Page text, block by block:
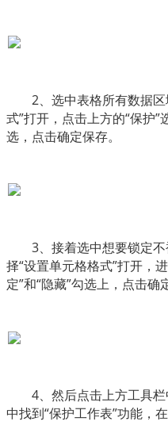
2、选中表格所有数据区
式”打开，点击上方的“保护”
选，点击确定保存。
3、接着选中想要锁定不
择“设置单元格格式”打开，
定”和“隐藏”勾选上，点击确
4、然后点击上方工具栏
中找到“保护工作表”功能，